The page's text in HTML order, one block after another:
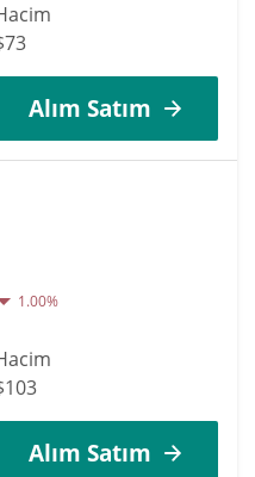
Alım Satım
1.00%
Alım Satım